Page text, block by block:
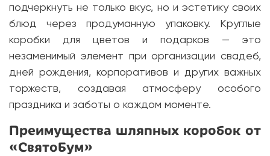
подчеркнуть не только вкус, но и эстетику своих
блюд через продуманную упаковку. Круглые
коробки для цветов и подарков — это
незаменимый элемент при организации свадеб,
дней рождения, корпоративов и других важных
торжеств, создавая атмосферу особого
праздника и заботы о каждом моменте.
Преимущества шляпных коробок от
«СвятоБум»